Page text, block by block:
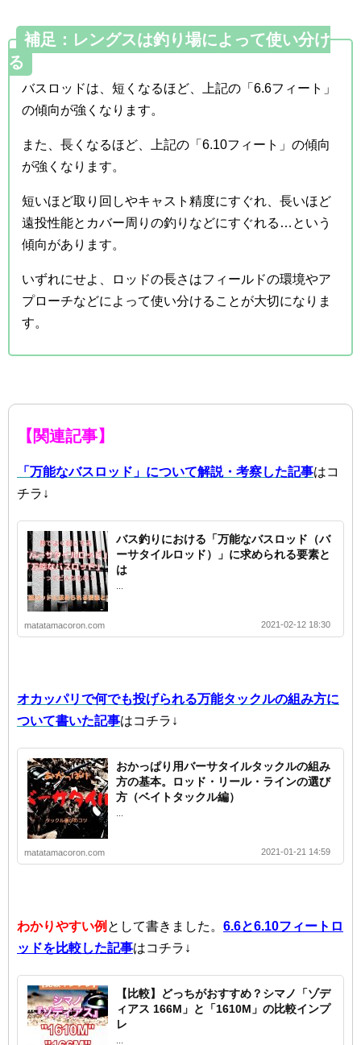
補足：レングスは釣り場によって使い分け
る
バスロッドは、短くなるほど、上記の「6.6フィート」
の傾向が強くなります。
また、長くなるほど、上記の「6.10フィート」の傾向
が強くなります。
短いほど取り回しやキャスト精度にすぐれ、長いほど
遠投性能とカバー周りの釣りなどにすぐれる…という
傾向があります。
いずれにせよ、ロッドの長さはフィールドの環境やア
プローチなどによって使い分けることが大切になりま
す。
【関連記事】
「万能なバスロッド」について解説・考察した記事はコ
チラ↓
バス釣りにおける「万能なバスロッド（バ
ーサタイルロッド）」に求められる要素と
は
matatamacoron.com 2021-02-12 18:30
オカッパリで何でも投げられる万能タックルの組み方に
ついて書いた記事はコチラ↓
おかっぱり用バーサタイルタックルの組み
方の基本。ロッド・リール・ラインの選び
方（ベイトタックル編）
matatamacoron.com 2021-01-21 14:59
わかりやすい例 として書きました。 6.6と6.10フィートロ
ッドを比較した記事はコチラ↓
【比較】どっちがおすすめ？シマノ「ゾデ
ィアス 166M」と「1610M」の比較インプ
レ